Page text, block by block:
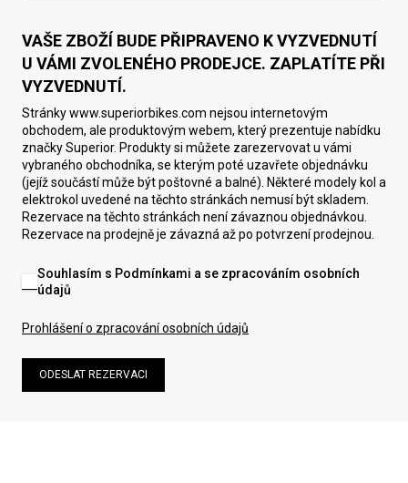
VAŠE ZBOŽÍ BUDE PŘIPRAVENO K VYZVEDNUTÍ
U VÁMI ZVOLENÉHO PRODEJCE. ZAPLATÍTE PŘI
VYZVEDNUTÍ.
Stránky www.superiorbikes.com nejsou internetovým
obchodem, ale produktovým webem, který prezentuje nabídku
značky Superior. Produkty si můžete zarezervovat u vámi
vybraného obchodníka, se kterým poté uzavřete objednávku
(jejíž součástí může být poštovné a balné). Některé modely kol a
elektrokol uvedené na těchto stránkách nemusí být skladem.
Rezervace na těchto stránkách není závaznou objednávkou.
Rezervace na prodejně je závazná až po potvrzení prodejnou.
Souhlasím s Podmínkami a se zpracováním osobních
údajů
Prohlášení o zpracování osobních údajů
ODESLAT REZERVACI